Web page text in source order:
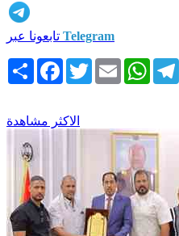
Telegram
انشر Facebook
TwitterEmail
الاكثر مشاهدة